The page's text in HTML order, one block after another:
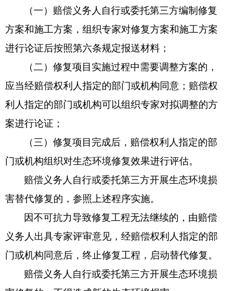
（一）赔偿义务人自行或委托第三方编制修复
方案和施工方案，组织专家对修复方案和施工方案
进行论证后按照第六条规定报送材料；
（二）修复项目实施过程中需要调整方案的，
应当经赔偿权利人指定的部门或机构同意；赔偿权
利人指定的部门或机构可以组织专家对拟调整的方
案进行论证；
（三）修复项目完成后，赔偿权利人指定的部
门或机构组织对生态环境修复效果进行评估。
赔偿义务人自行或委托第三方开展生态环境损
害替代修复的，参照上述程序实施。
因不可抗力导致修复工程无法继续的，由赔偿
义务人出具专家评审意见，经赔偿权利人指定的部
门或机构同意后，终止修复工程，启动替代修复。
赔偿义务人自行或委托第三方开展生态环境损